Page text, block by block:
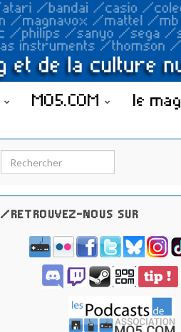
MO5.COM le mag
Search for:
/RETROUVEZ-NOUS SUR